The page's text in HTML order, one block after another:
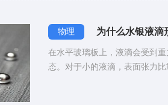
物理 为什么水银液滴
在水平玻璃板上，液滴会受到
态。对于小的液滴，表面张力